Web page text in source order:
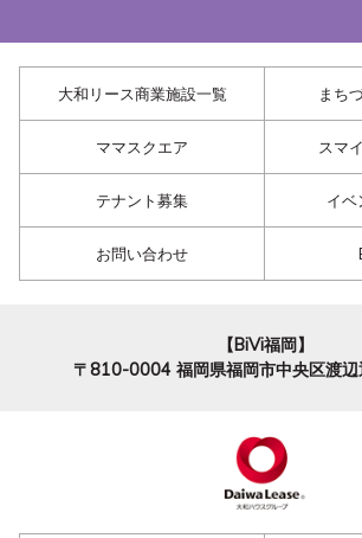
大和リース商業施設一覧 まち
ママスクエア スマ
テナント募集 イベ
お問い合わせ
【BiVi福岡】
〒810-0004 福岡県福岡市中央区渡